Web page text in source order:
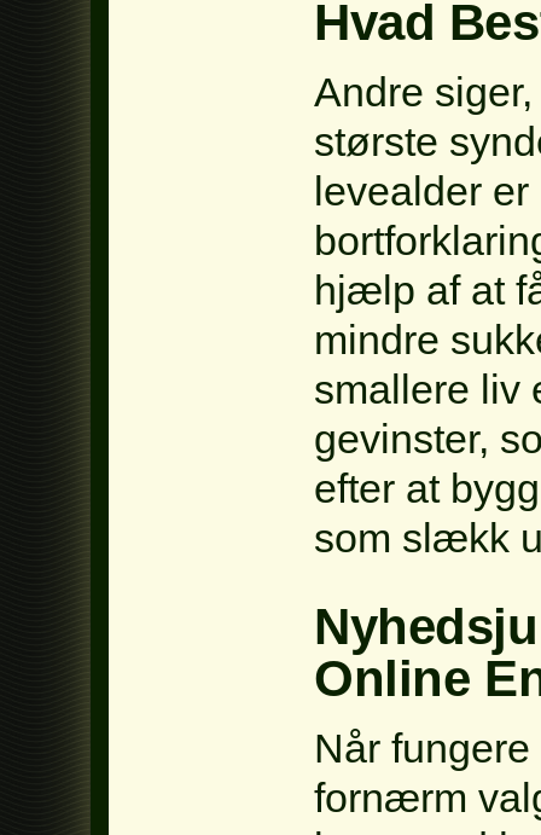
Hvad
Andre
største
levealder
hjælp af at
mindre
smallere liv
gevinster,
efter at
som slækk
Online
Når
fornærm